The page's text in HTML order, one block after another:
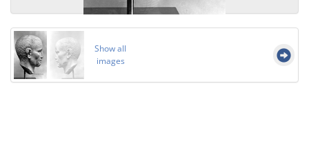
Show all
images